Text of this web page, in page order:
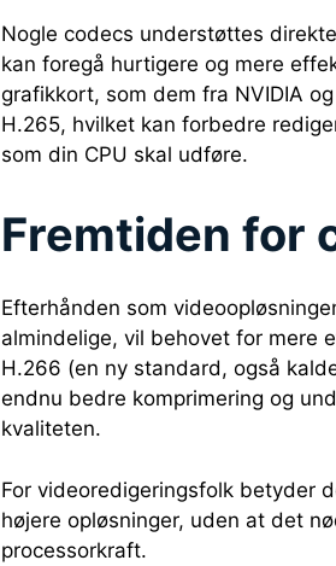
Nogle codecs understøttes
kan foregå hurtigere og mere
grafikkort, som dem fra NVIDIA
H.265, hvilket kan forbedre
som din CPU skal udføre.
Fremtiden for
Efterhånden som
almindelige, vil behovet for mere
H.266 (en ny standard, også
endnu bedre komprimering og
kvaliteten.
For videoredigeringsfolk betyder
højere opløsninger, uden at det
processorkraft.